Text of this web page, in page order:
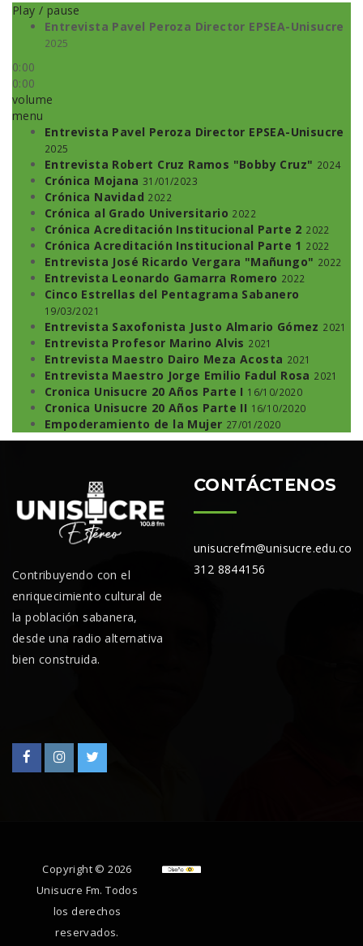
Play / pause
Entrevista Pavel Peroza Director EPSEA-Unisucre
2025
0:00
0:00
volume
menu
Entrevista Pavel Peroza Director EPSEA-Unisucre
2025
Entrevista Robert Cruz Ramos "Bobby Cruz" 2024
Crónica Mojana 31/01/2023
Crónica Navidad 2022
Crónica al Grado Universitario 2022
Crónica Acreditación Institucional Parte 2 2022
Crónica Acreditación Institucional Parte 1 2022
Entrevista José Ricardo Vergara "Mañungo" 2022
Entrevista Leonardo Gamarra Romero 2022
Cinco Estrellas del Pentagrama Sabanero
19/03/2021
Entrevista Saxofonista Justo Almario Gómez 2021
Entrevista Profesor Marino Alvis 2021
Entrevista Maestro Dairo Meza Acosta 2021
Entrevista Maestro Jorge Emilio Fadul Rosa 2021
Cronica Unisucre 20 Años Parte I 16/10/2020
Cronica Unisucre 20 Años Parte II 16/10/2020
Empoderamiento de la Mujer 27/01/2020
Contribuyendo con el
enriquecimiento cultural de
la población sabanera,
desde una radio alternativa
bien construida.
CONTÁCTENOS
unisucrefm@unisucre.edu.co
312 8844156
Copyright © 2026
Unisucre Fm. Todos
los derechos
reservados.